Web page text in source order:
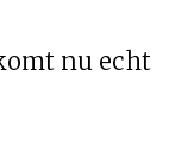
nu echt